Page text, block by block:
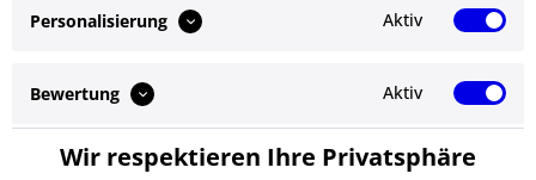
Newsletter
* Alle Preise inkl. gesetzl. Mehrwertsteuer zzgl.Versandkostenund ggf.
Personalisierung Aktiv
Bewertung Aktiv
Service Aktiv
Wir respektieren Ihre Privatsphäre